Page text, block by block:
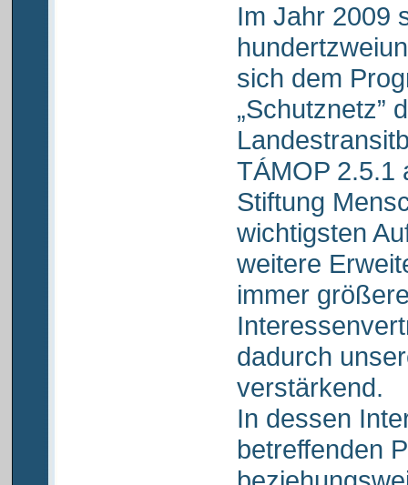
Im Jahr 2009
sich dem
„Schutznetz”
TÁMOP 2.5.1
Stiftung
wichtigsten
weitere
immer
dadurch
verstärkend.
In dessen
betreffenden